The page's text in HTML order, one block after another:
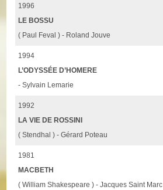
1996
LE BOSSU
( Paul Feval ) - Roland Jouve
1994
L’ODYSSÉE D’HOMERE
- Sylvain Lemarie
1992
LA VIE DE ROSSINI
( Stendhal ) - Gérard Poteau
1981
MACBETH
( William Shakespeare ) - Jacques Saint Marc